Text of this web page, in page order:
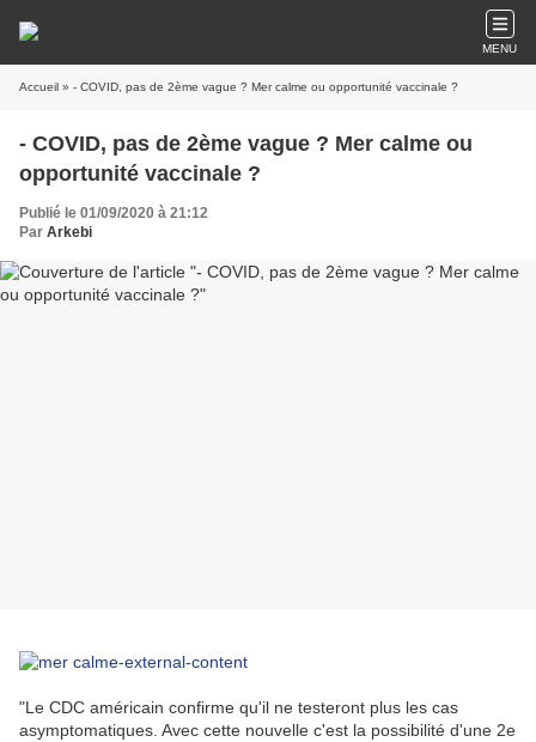
MENU
Accueil » - COVID, pas de 2ème vague ? Mer calme ou opportunité vaccinale ?
- COVID, pas de 2ème vague ? Mer calme ou
opportunité vaccinale ?
Publié le 01/09/2020 à 21:12
Par Arkebi
"Le CDC américain confirme qu'il ne testeront plus les cas
asymptomatiques. Avec cette nouvelle c'est la possibilité d'une 2e